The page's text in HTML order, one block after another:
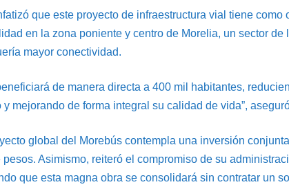
que este proyecto de infraestructura vial tiene como
en la zona poniente y centro de Morelia, un sector de
mayor conectividad.
de manera directa a 400 mil habitantes,
mejorando de forma integral su calidad de vida”,
global del Morebús contempla una inversión
Asimismo, reiteró el compromiso de su
que esta magna obra se consolidará sin contratar un